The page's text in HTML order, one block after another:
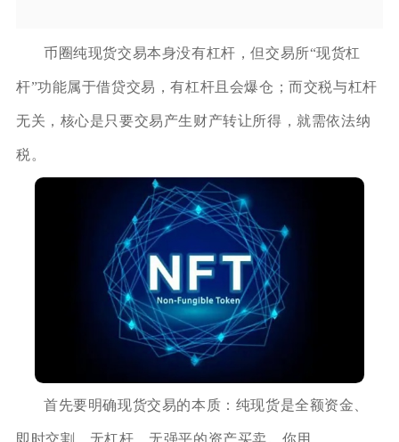
币圈纯现货交易本身没有杠杆，但交易所“现货杠
杆”功能属于借贷交易，有杠杆且会爆仓；而交税与杠杆
无关，核心是只要交易产生财产转让所得，就需依法纳
税。
首先要明确现货交易的本质：纯现货是全额资金、
即时交割、无杠杆、无强平的资产买卖。你用